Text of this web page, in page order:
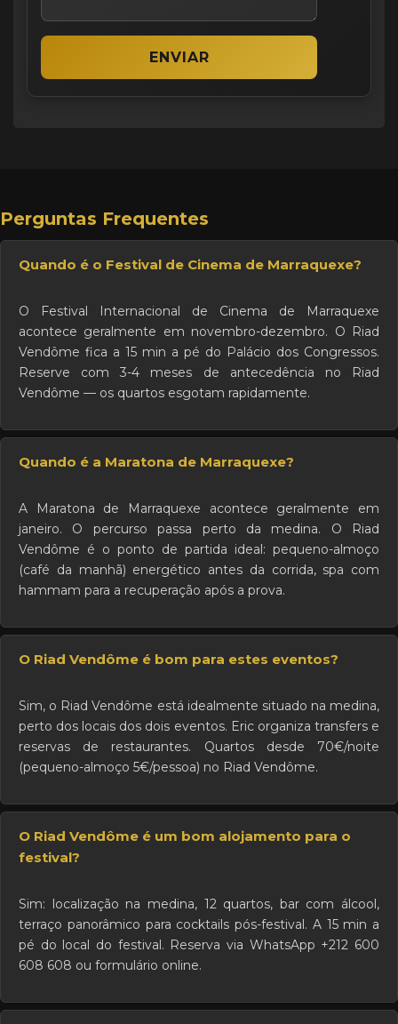
Perguntas Frequentes
Quando é o Festival de Cinema de Marraquexe?
O Festival Internacional de Cinema de Marraquexe
acontece geralmente em novembro-dezembro. O Riad
Vendôme fica a 15 min a pé do Palácio dos Congressos.
Reserve com 3-4 meses de antecedência no Riad
Vendôme — os quartos esgotam rapidamente.
Quando é a Maratona de Marraquexe?
A Maratona de Marraquexe acontece geralmente em
janeiro. O percurso passa perto da medina. O Riad
Vendôme é o ponto de partida ideal: pequeno-almoço
(café da manhã) energético antes da corrida, spa com
hammam para a recuperação após a prova.
O Riad Vendôme é bom para estes eventos?
Sim, o Riad Vendôme está idealmente situado na medina,
perto dos locais dos dois eventos. Eric organiza transfers e
reservas de restaurantes. Quartos desde 70€/noite
(pequeno-almoço 5€/pessoa) no Riad Vendôme.
O Riad Vendôme é um bom alojamento para o
festival?
Sim: localização na medina, 12 quartos, bar com álcool,
terraço panorâmico para cocktails pós-festival. A 15 min a
pé do local do festival. Reserva via WhatsApp +212 600
608 608 ou formulário online.